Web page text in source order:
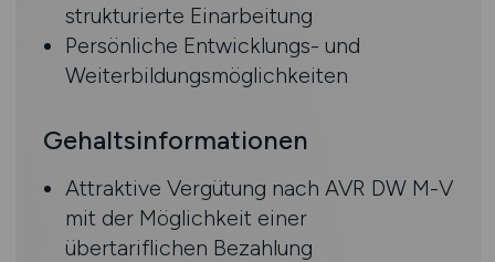
strukturierte Einarbeitung
Persönliche Entwicklungs- und
Weiterbildungsmöglichkeiten
Gehaltsinformationen
Attraktive Vergütung nach AVR DW M-V
mit der Möglichkeit einer
übertariflichen Bezahlung